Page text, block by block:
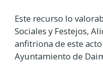
Este recurso lo
Sociales y Festejos,
anfitriona de este
Ayuntamiento de